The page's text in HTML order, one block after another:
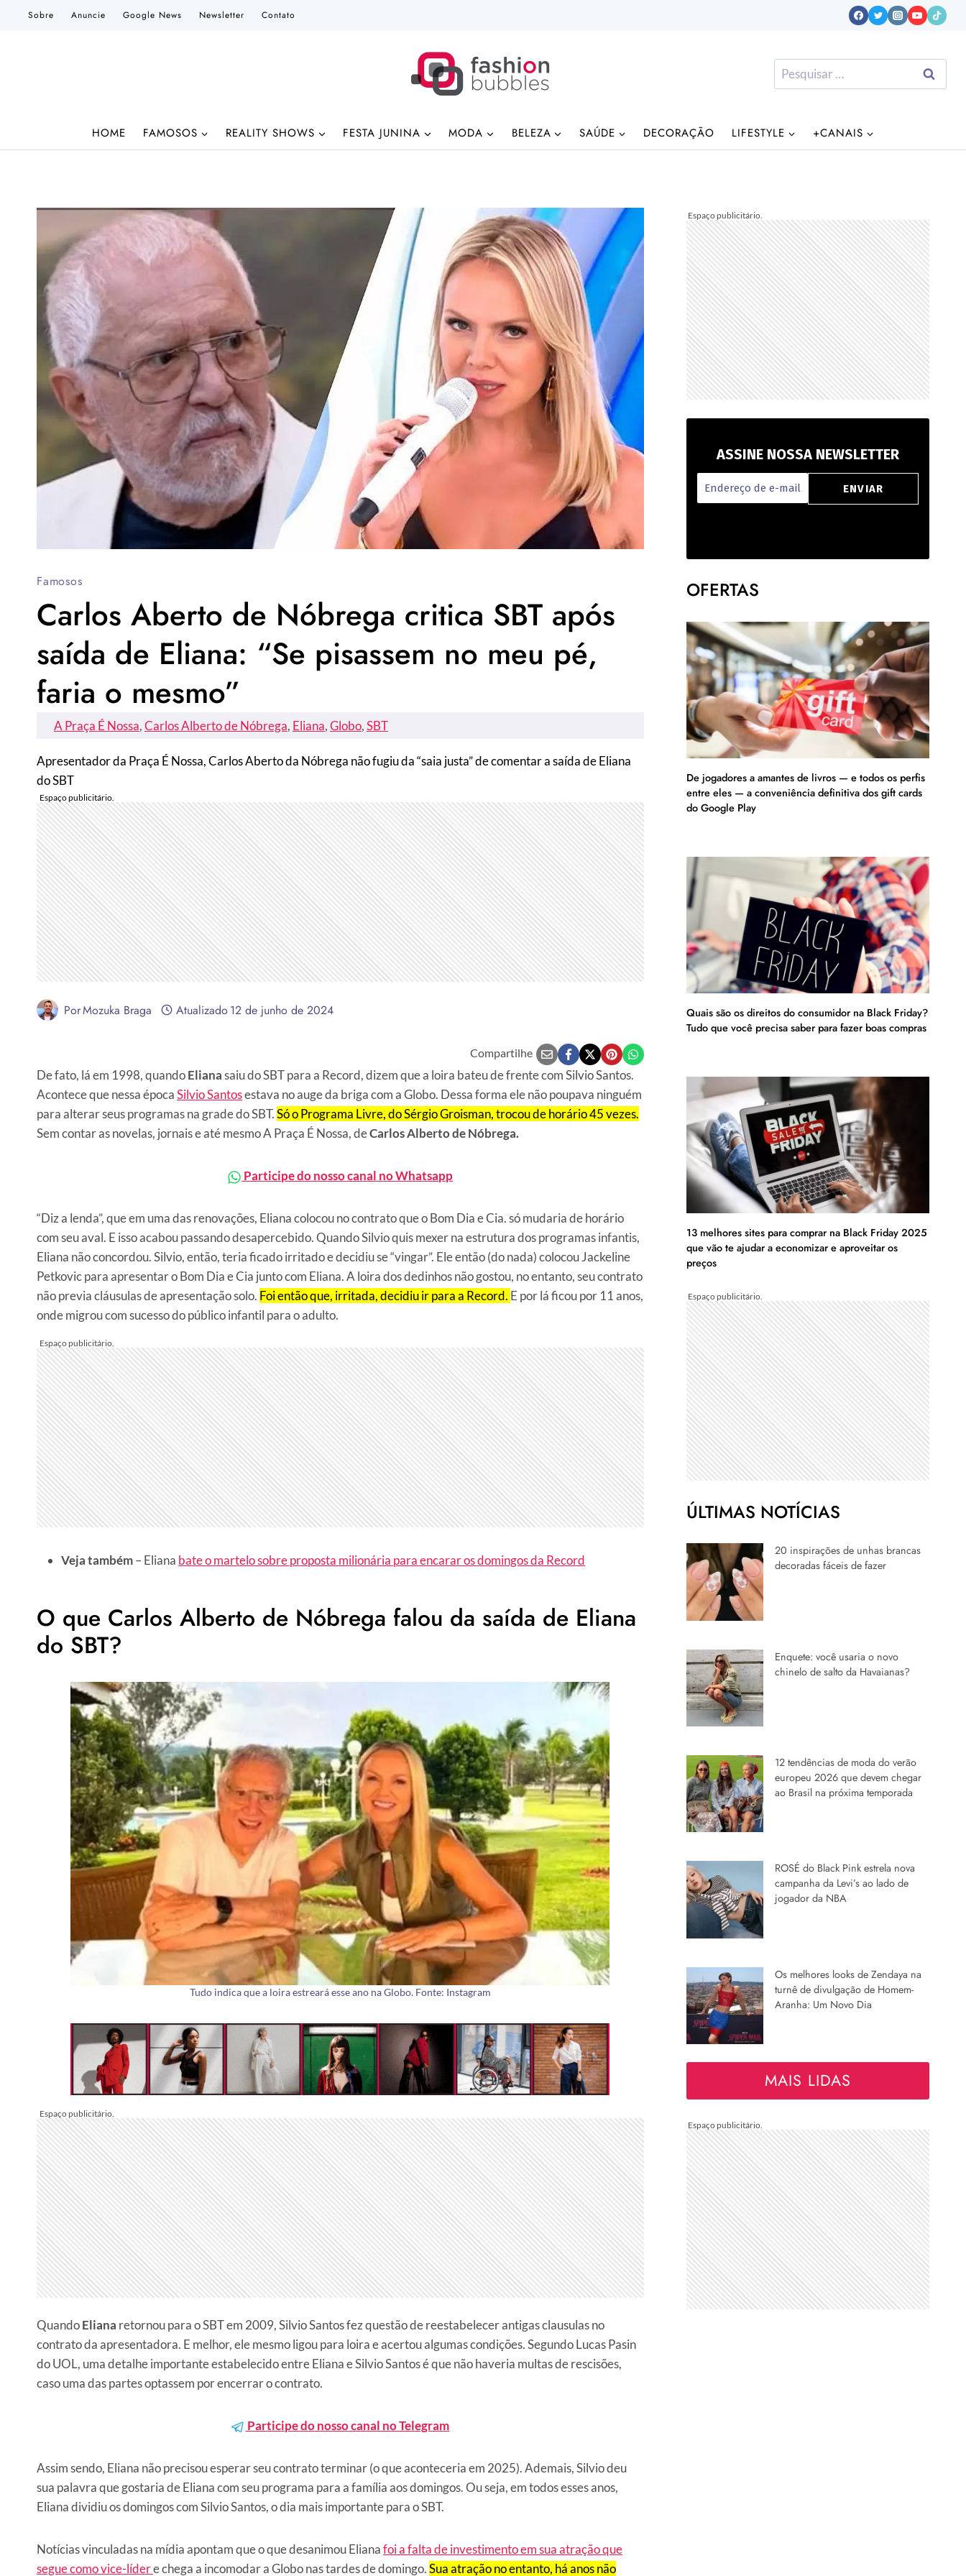
Sobre Anuncie Google News Newsletter Contato
Pesquisar
por:
HOME FAMOSOS REALITY SHOWS FESTA JUNINA MODA BELEZA SAÚDE DECORAÇÃO LIFESTYLE +CANAIS
Famosos
Carlos Aberto de Nóbrega critica SBT após
saída de Eliana: “Se pisassem no meu pé,
faria o mesmo”
A Praça É Nossa, Carlos Alberto de Nóbrega, Eliana, Globo, SBT
Apresentador da Praça É Nossa, Carlos Aberto da Nóbrega não fugiu da “saia justa” de comentar a saída de Eliana
do SBT
PorMozuka Braga Atualizado12 de junho de 2024
Compartilhe
De fato, lá em 1998, quandoElianasaiu do SBT para a Record, dizem que a loira bateu de frente com Silvio Santos.
Acontece que nessa épocaSilvio Santosestava no auge da briga com a Globo. Dessa forma ele não poupava ninguém
para alterar seus programas na grade do SBT.Só o Programa Livre, do Sérgio Groisman, trocou de horário 45 vezes.
Sem contar as novelas, jornais e até mesmo A Praça É Nossa, deCarlos Alberto de Nóbrega.
Participe do nosso canal no Whatsapp
“Diz a lenda”, que em uma das renovações, Eliana colocou no contrato que o Bom Dia e Cia. só mudaria de horário
com seu aval. E isso acabou passando desapercebido. Quando Silvio quis mexer na estrutura dos programas infantis,
Eliana não concordou. Silvio, então, teria ficado irritado e decidiu se “vingar”. Ele então (do nada) colocou Jackeline
Petkovic para apresentar o Bom Dia e Cia junto com Eliana. A loira dos dedinhos não gostou, no entanto, seu contrato
não previa cláusulas de apresentação solo. Foi então que, irritada, decidiu ir para a Record. E por lá ficou por 11 anos,
onde migrou com sucesso do público infantil para o adulto.
Veja também– Eliana bate o martelo sobre proposta milionária para encarar os domingos da Record
O que Carlos Alberto de Nóbrega falou da saída de Eliana
do SBT?
Tudo indica que a loira estreará esse ano na Globo. Fonte: Instagram
QuandoEliana retornou para o SBT em 2009, Silvio Santos fez questão de reestabelecer antigas clausulas no
contrato da apresentadora. E melhor, ele mesmo ligou para loira e acertou algumas condições. Segundo Lucas Pasin
do UOL, uma detalhe importante estabelecido entre Eliana e Silvio Santos é que não haveria multas de rescisões,
caso uma das partes optassem por encerrar o contrato.
Participe do nosso canal no Telegram
Assim sendo, Eliana não precisou esperar seu contrato terminar (o que aconteceria em 2025). Ademais, Silvio deu
sua palavra que gostaria de Eliana com seu programa para a família aos domingos. Ou seja, em todos esses anos,
Eliana dividiu os domingos com Silvio Santos, o dia mais importante para o SBT.
Notícias vinculadas na mídia apontam que o que desanimou Elianafoi a falta de investimento em sua atração que
segue como vice-lídere chega a incomodar a Globo nas tardes de domingo.Sua atração no entanto, há anos não
ASSINE NOSSA NEWSLETTER
OFERTAS
De jogadores a amantes de livros — e todos os perfis
entre eles — a conveniência definitiva dos gift cards
do Google Play
Quais são os direitos do consumidor na Black Friday?
Tudo que você precisa saber para fazer boas compras
13 melhores sites para comprar na Black Friday 2025
que vão te ajudar a economizar e aproveitar os
preços
ÚLTIMAS NOTÍCIAS
20 inspirações de unhas brancas
decoradas fáceis de fazer
Enquete: você usaria o novo
chinelo de salto da Havaianas?
12 tendências de moda do verão
europeu 2026 que devem chegar
ao Brasil na próxima temporada
ROSÉ do Black Pink estrela nova
campanha da Levi’s ao lado de
jogador da NBA
Os melhores looks de Zendaya na
turnê de divulgação de Homem-
Aranha: Um Novo Dia
MAIS LIDAS